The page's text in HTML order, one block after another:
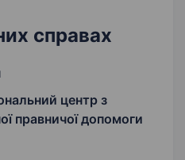
справах
центр з
правничої допомоги